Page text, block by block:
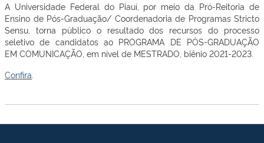
A Universidade Federal do Piauí, por meio da Pró-Reitoria de
Ensino de Pós-Graduação/ Coordenadoria de Programas Stricto
Sensu, torna público o resultado dos recursos do processo
seletivo de candidatos ao PROGRAMA DE PÓS-GRADUAÇÃO
EM COMUNICAÇÃO , em nível de MESTRADO, biênio 2021-2023.
Confira